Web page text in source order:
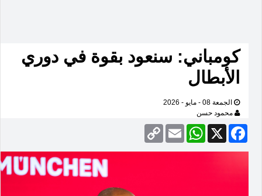
كومباني: سنعود بقوة في دوري
الأبطال
الجمعة 08 - مايو - 2026
محمود حسن
Facebook
X
WhatsApp
Email
Copy
Link